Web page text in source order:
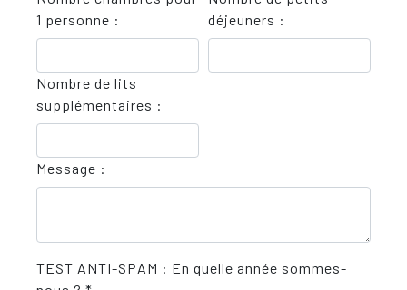
1 personne :
déjeuners :
Nombre de lits
supplémentaires :
Message :
TEST ANTI-SPAM : En quelle année sommes-